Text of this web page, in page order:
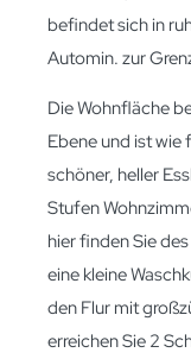
befindet sich in
Automin. zur
Die Wohnfläche
Ebene und ist
schöner, heller
Stufen
hier finden Sie
eine kleine
den Flur mit
erreichen Sie 2